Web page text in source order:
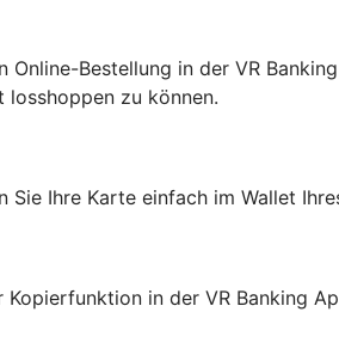
Bestellung in der VR
losshoppen zu können.
Ihre Karte einfach im Wallet
in der VR Banking